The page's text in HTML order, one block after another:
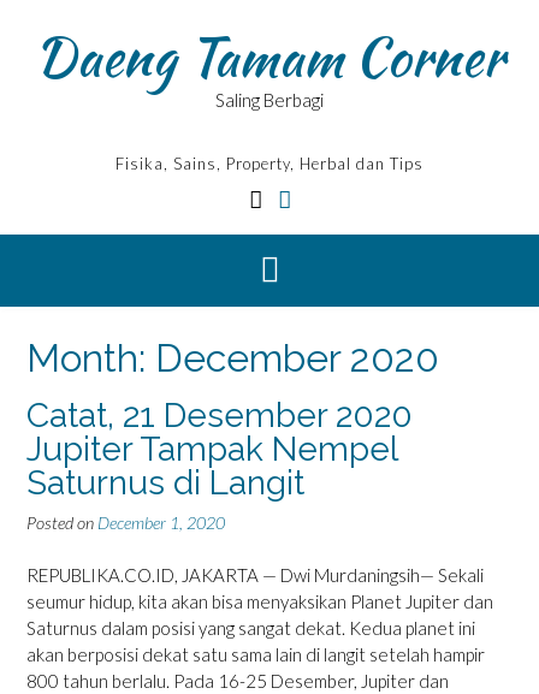
contentDaeng Tamam Corner
Saling Berbagi
Fisika, Sains, Property, Herbal dan Tips
Month: December 2020
Catat, 21 Desember 2020
Jupiter Tampak Nempel
Saturnus di Langit
Posted on December 1, 2020
REPUBLIKA.CO.ID, JAKARTA — Dwi Murdaningsih— Sekali
seumur hidup, kita akan bisa menyaksikan Planet Jupiter dan
Saturnus dalam posisi yang sangat dekat. Kedua planet ini
akan berposisi dekat satu sama lain di langit setelah hampir
800 tahun berlalu. Pada 16-25 Desember, Jupiter dan